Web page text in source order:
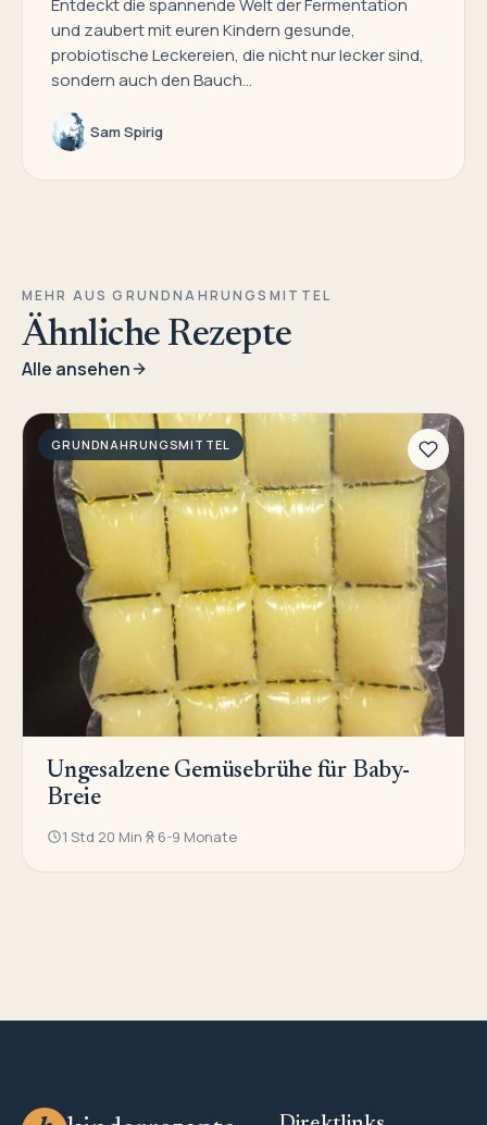
Entdeckt die spannende Welt der Fermentation
und zaubert mit euren Kindern gesunde,
probiotische Leckereien, die nicht nur lecker sind,
sondern auch den Bauch…
Sam Spirig
MEHR AUS GRUNDNAHRUNGSMITTEL
Ähnliche Rezepte
Alle ansehen
GRUNDNAHRUNGSMITTEL
Ungesalzene Gemüsebrühe für Baby-
Breie
1 Std 20 Min 6-9 Monate